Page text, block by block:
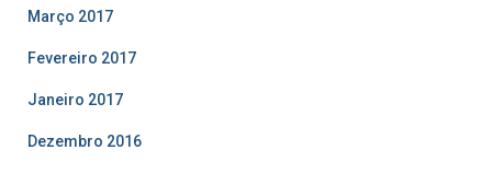
Março 2017
Fevereiro 2017
Janeiro 2017
Dezembro 2016